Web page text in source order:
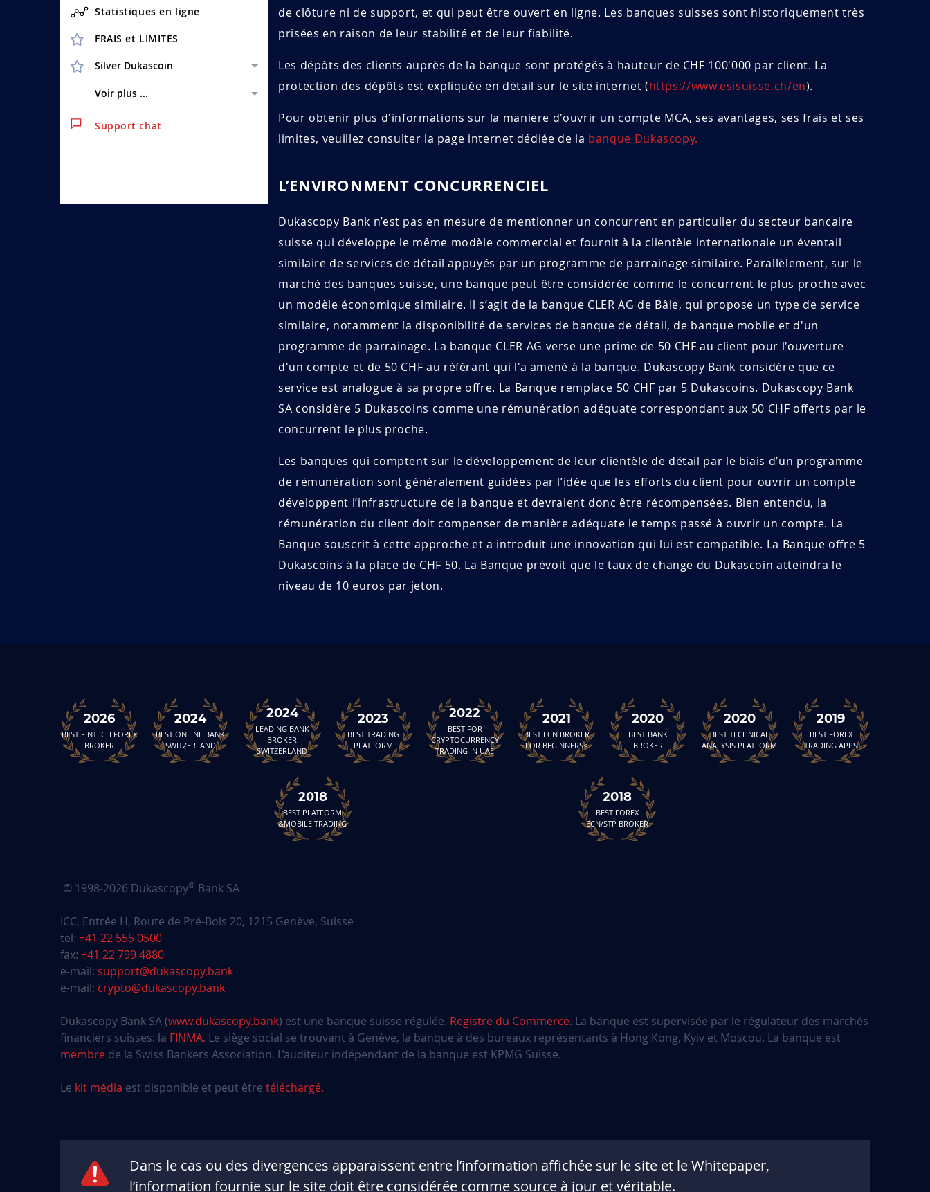
Statistiques en ligne
FRAIS et LIMITES
Silver Dukascoin
Voir plus ...
Support chat
de clôture ni de support, et qui peut être ouvert en ligne. Les banques suisses sont historiquement très
prisées en raison de leur stabilité et de leur fiabilité.
Les dépôts des clients auprès de la banque sont protégés à hauteur de CHF 100'000 par client. La
protection des dépôts est expliquée en détail sur le site internet (https://www.esisuisse.ch/en).
Pour obtenir plus d'informations sur la manière d'ouvrir un compte MCA, ses avantages, ses frais et ses
limites, veuillez consulter la page internet dédiée de la banque Dukascopy.
L’ENVIRONMENT CONCURRENCIEL
Dukascopy Bank n’est pas en mesure de mentionner un concurrent en particulier du secteur bancaire
suisse qui développe le même modèle commercial et fournit à la clientèle internationale un éventail
similaire de services de détail appuyés par un programme de parrainage similaire. Parallèlement, sur le
marché des banques suisse, une banque peut être considérée comme le concurrent le plus proche avec
un modèle économique similaire. Il s’agit de la banque CLER AG de Bâle, qui propose un type de service
similaire, notamment la disponibilité de services de banque de détail, de banque mobile et d'un
programme de parrainage. La banque CLER AG verse une prime de 50 CHF au client pour l'ouverture
d'un compte et de 50 CHF au référant qui l'a amené à la banque. Dukascopy Bank considère que ce
service est analogue à sa propre offre. La Banque remplace 50 CHF par 5 Dukascoins. Dukascopy Bank
SA considère 5 Dukascoins comme une rémunération adéquate correspondant aux 50 CHF offerts par le
concurrent le plus proche.
Les banques qui comptent sur le développement de leur clientèle de détail par le biais d’un programme
de rémunération sont généralement guidées par l’idée que les efforts du client pour ouvrir un compte
développent l’infrastructure de la banque et devraient donc être récompensées. Bien entendu, la
rémunération du client doit compenser de manière adéquate le temps passé à ouvrir un compte. La
Banque souscrit à cette approche et a introduit une innovation qui lui est compatible. La Banque offre 5
Dukascoins à la place de CHF 50. La Banque prévoit que le taux de change du Dukascoin atteindra le
niveau de 10 euros par jeton.
2026
BEST FINTECH FOREX
BROKER
2024
BEST ONLINE BANK
SWITZERLAND
2024
LEADING BANK
BROKER
SWITZERLAND
2023
BEST TRADING
PLATFORM
2022
BEST FOR
CRYPTOCURRENCY
TRADING IN UAE
2021
BEST ECN BROKER
FOR BEGINNERS<
2020
BEST BANK
BROKER
2020
BEST TECHNICAL
ANALYSIS PLATFORM
2019
BEST FOREX
TRADING APPS
2018
BEST PLATFORM
&MOBILE TRADING
2018
BEST FOREX
ECN/STP BROKER
© 1998-2026 Dukascopy® Bank SA
ICC, Entrée H, Route de Pré-Bois 20, 1215 Genève, Suisse
tel: +41 22 555 0500
fax: +41 22 799 4880
e-mail: support@dukascopy.bank
e-mail: crypto@dukascopy.bank
Dukascopy Bank SA (www.dukascopy.bank) est une banque suisse régulée. Registre du Commerce. La banque est supervisée par le régulateur des marchés
financiers suisses: la FINMA. Le siège social se trouvant à Genève, la banque à des bureaux représentants à Hong Kong, Kyiv et Moscou. La banque est
membre de la Swiss Bankers Association. L’auditeur indépendant de la banque est KPMG Suisse.
Le kit média est disponible et peut être téléchargé.
Dans le cas ou des divergences apparaissent entre l’information affichée sur le site et le Whitepaper,
l’information fournie sur le site doit être considérée comme source à jour et véritable.